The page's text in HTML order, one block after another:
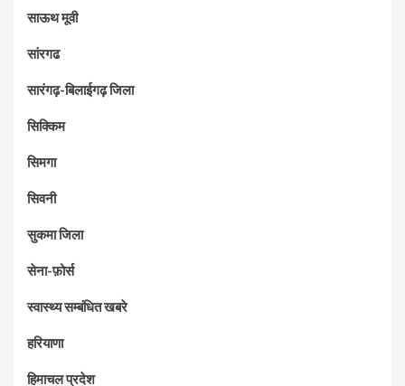
साऊथ मूवी
सांरगढ
सारंगढ़-बिलाईगढ़ जिला
सिक्किम
सिमगा
सिवनी
सुकमा जिला
सेना-फ़ोर्स
स्वास्थ्य सम्बंधित खबरे
हरियाणा
हिमाचल प्रदेश